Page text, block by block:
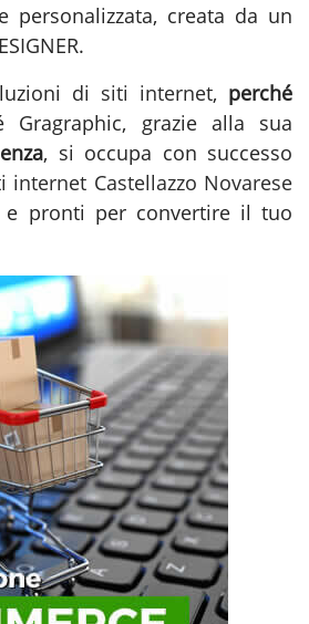
personalizzata, creata da un
di siti internet, perché
Gragraphic, grazie alla sua
, si occupa con successo
internet Castellazzo Novarese
e pronti per convertire il tuo